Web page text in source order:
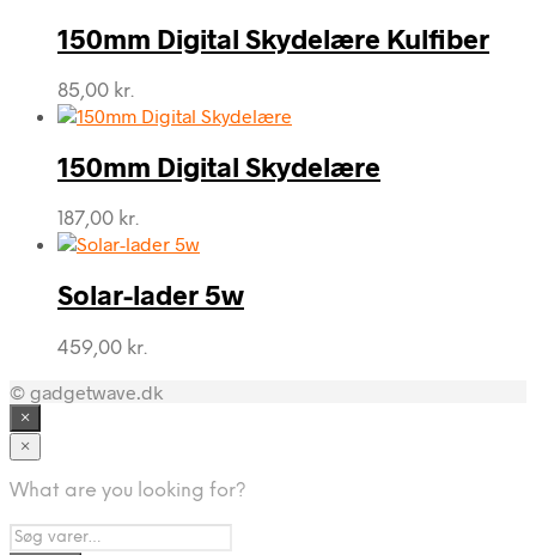
150mm Digital Skydelære Kulfiber
85,00 kr.
150mm Digital Skydelære
187,00 kr.
Solar-lader 5w
459,00 kr.
© gadgetwave.dk
×
×
What are you looking for?